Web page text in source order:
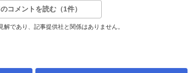
コメントを読む（1件）
であり、記事提供社と関係はありません。